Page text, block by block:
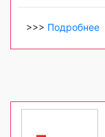
>>> Подробнее